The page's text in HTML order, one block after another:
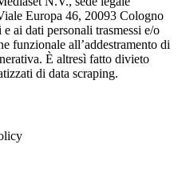
Europa 46, 20093 Cologno
ai dati personali trasmessi e/o
funzionale all’addestramento di
È altresì fatto divieto
di data scraping.